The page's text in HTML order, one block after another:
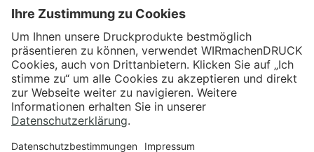
71522 Backnang
Tel.: +49 (0) 711 995 982 - 20
Fax: +49 (0) 711 995 982 - 21
SOCIAL MEDIA